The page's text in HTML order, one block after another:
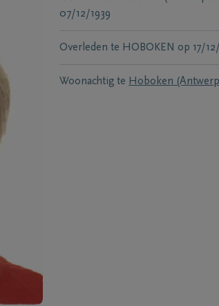
07/12/1939
Overleden te HOBOKEN op 17/
Woonachtig te Hoboken